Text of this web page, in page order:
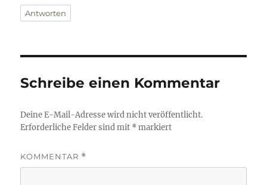
Antworten
Schreibe einen Kommentar
Deine E-Mail-Adresse wird nicht veröffentlicht.
Erforderliche Felder sind mit *markiert
KOMMENTAR *